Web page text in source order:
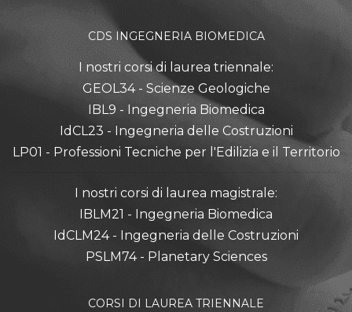
CDS INGEGNERIA BIOMEDICA
I nostri corsi di laurea triennale:
GEOL34 - Scienze Geologiche
IBL9 - Ingegneria Biomedica
IdCL23 - Ingegneria delle Costruzioni
LP01 - Professioni Tecniche per l'Edilizia e il Territorio
I nostri corsi di laurea magistrale:
IBLM21 - Ingegneria Biomedica
IdCLM24 - Ingegneria delle Costruzioni
PSLM74 - Planetary Sciences
CORSI DI LAUREA TRIENNALE